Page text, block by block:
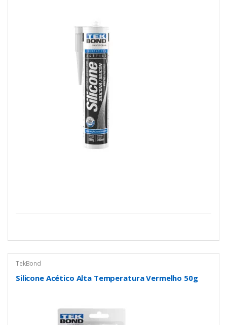
TekBond
Silicone Acético Alta Temperatura Vermelho 50g